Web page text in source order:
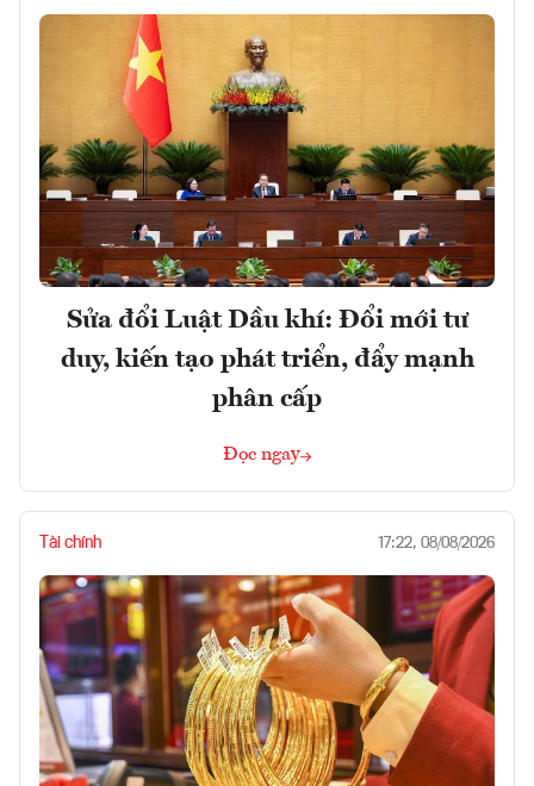
Sửa đổi Luật Dầu khí: Đổi mới tư
duy, kiến tạo phát triển, đẩy mạnh
phân cấp
Đọc ngay
Tài chính 17:22, 08/08/2026